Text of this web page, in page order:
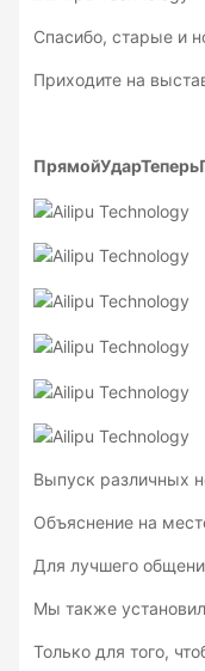
Спасибо, старые и
Приходите на
ПрямойУдарТеперь
Выпуск различных
Объяснение на
Для лучшего
Мы также
Только для того,